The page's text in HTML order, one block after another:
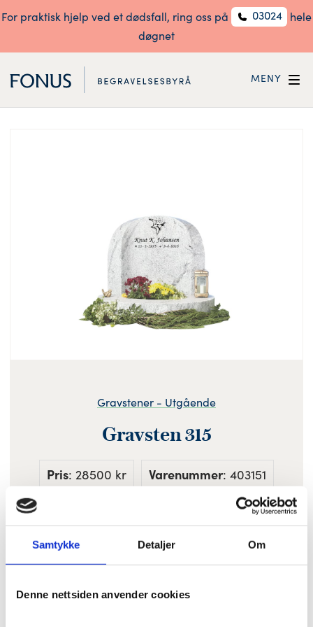
Samtykke Detaljer Om
Denne nettsiden anvender cookies
For praktisk hjelp ved et dødsfall, ring oss på 03024
hele
døgnet
MENY
Gravstener - Utgående
Gravsten 315
Pris: 28500 kr Varenummer: 403151
Standard størrelse: 80 x 65 cm (br x h)